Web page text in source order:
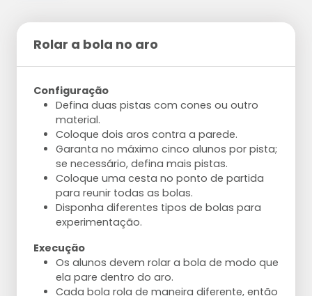
Rolar a bola no aro
Configuração
Defina duas pistas com cones ou outro
material.
Coloque dois aros contra a parede.
Garanta no máximo cinco alunos por pista;
se necessário, defina mais pistas.
Coloque uma cesta no ponto de partida
para reunir todas as bolas.
Disponha diferentes tipos de bolas para
experimentação.
Execução
Os alunos devem rolar a bola de modo que
ela pare dentro do aro.
Cada bola rola de maneira diferente, então